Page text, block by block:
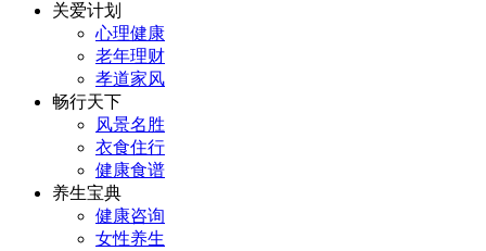
关爱计划
心理健康
老年理财
孝道家风
畅行天下
风景名胜
衣食住行
健康食谱
养生宝典
健康咨询
女性养生